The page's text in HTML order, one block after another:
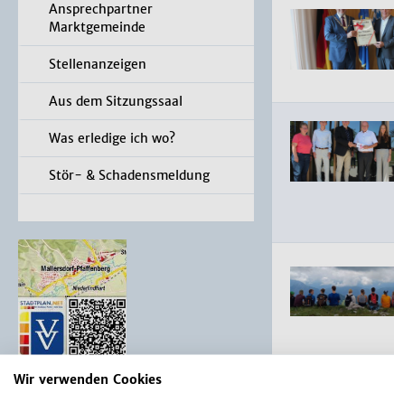
Wir verwenden Cookies
Ansprechpartner
Marktgemeinde
Stellenanzeigen
Aus dem Sitzungssaal
Was erledige ich wo?
Stör- & Schadensmeldung